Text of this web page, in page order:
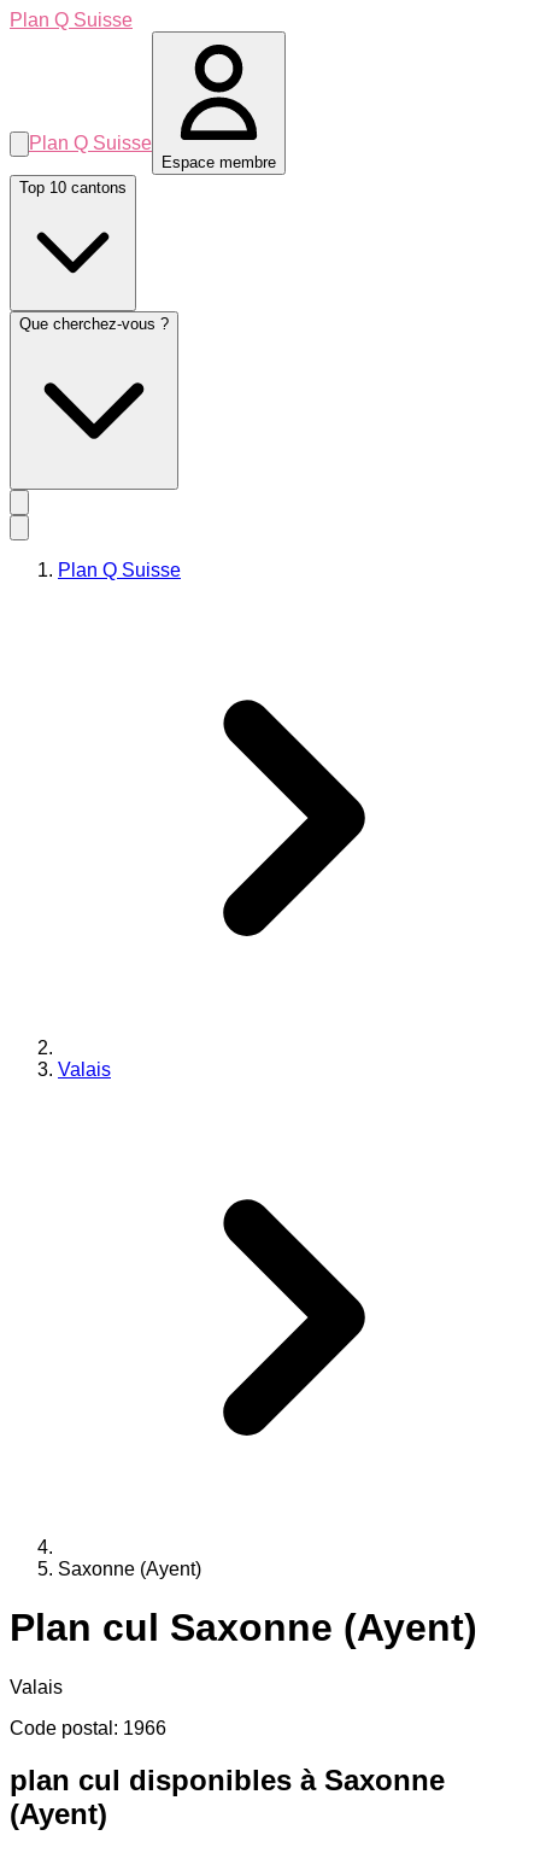
Plan Q Suisse
Plan Q Suisse
Espace membre
Top 10 cantons
Que cherchez-vous ?
Plan Q Suisse
Valais
Saxonne (Ayent)
Plan cul Saxonne (Ayent)
Valais
Code postal : 1966
plan cul disponibles à Saxonne
(Ayent)